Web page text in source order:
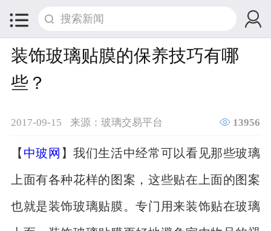
 
装饰玻璃贴膜的保养技巧有哪
些？
2017-09-15 来源：玻璃交易平台  13956
【 中玻网 】我们生活中经常可以看见那些玻璃
上面有各种花样的图案，这些贴在上面的图案
也就是装饰玻璃贴膜。专门用来装饰贴在玻璃